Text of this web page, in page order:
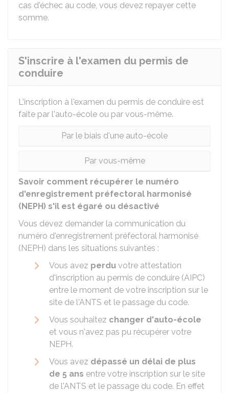
cas d'échec au code, vous devez repayer cette
somme.
S'inscrire à l'examen du permis de
conduire
L'inscription à l'examen du permis de conduire est
faite par l'auto-école ou par vous-même.
Par le biais d'une auto-école
Par vous-même
Savoir comment récupérer le numéro
d'enregistrement préfectoral harmonisé
(NEPH) s'il est égaré ou désactivé
Vous devez demander la communication du
numéro d'enregistrement préfectoral harmonisé
(NEPH) dans les situations suivantes :
Vous avez perdu votre attestation
d'inscription au permis de conduire (AIPC)
entre le moment de votre inscription sur le
site de l'ANTS et le passage du code.
Vous souhaitez changer d'auto-école
et vous n'avez pas pu récupérer votre
NEPH.
Vous avez dépassé un délai de plus
de 5 ans entre votre inscription sur le site
de l'ANTS et le passage du code. En effet